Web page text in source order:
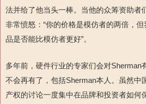
法并给了他当头一棒。当他的众筹资助者
非常愤怒 ：“你的价格是模仿者的两倍，
品是否能比模仿者更好”。
多年前，硬件行业的专家们会对Sherman
不会再有了，包括Sherman本人。虽然中
产权的讨论一度集中在品牌和投资者如何